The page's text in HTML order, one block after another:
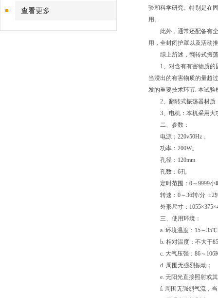
查看更多
验和科学研究。特别是在
用。
此外，通常还配备有全
用，全封闭护罩以及活动
综上所述，翻转式振荡
1、对含有有害物质的固
当浸出的有害物质的量超
发的重要技术环节. 本试
2、翻转式振荡器材质
3、电机：本机采用大功
二、参数：
电源；220v50Hz 。
功率：200W。
孔径：120mm
孔数：6孔
定时范围：0～9999小
转速：0～36转/分 ±2
外形尺寸：
三、使用环境：
a. 环境温度：15～35℃
b. 相对温度：不大于
c. 大气压强：86～
d. 周围无强烈振动；
e. 无阳光直接照射或其
f. 周围无强烈气流，当